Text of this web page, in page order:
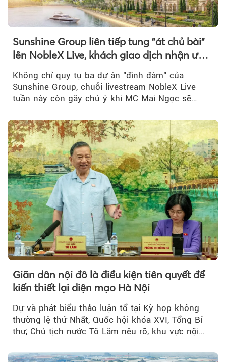
Sunshine Group liên tiếp tung "át chủ bài"
lên NobleX Live, khách giao dịch nhận ưu
Không chỉ quy tụ ba dự án "đình đám" của
Sunshine Group, chuỗi livestream NobleX Live
tuần này còn gây chú ý khi MC Mai Ngọc sẽ
Giãn dân nội đô là điều kiện tiên quyết để
kiến thiết lại diện mạo Hà Nội
Dự và phát biểu thảo luận tổ tại Kỳ họp không
thường lệ thứ Nhất, Quốc hội khóa XVI, Tổng Bí
thư, Chủ tịch nước Tô Lâm nêu rõ, khu vực nội